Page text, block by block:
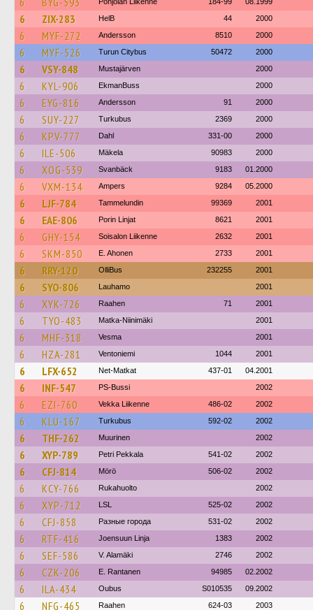
6 ZIX-283 HelB 44 2000
6 MYF-272 Andersson 8510 2000
6 MYF-526 Turun Citybus 50472 2000
6 VSY-848 Mustajärven 2000
6 KYL-906 EkmanBuss 2000
6 EYG-816 Andersson 91 2000
6 SUY-227 Turkubus 2369 2000
6 KPV-777 Dahl 331-00 2000
6 ILE-506 Mäkela 90983 2000
6 XOG-539 Svanbäck 9183 01.2000
6 VXM-134 Ampers 9284 05.2000
6 LJF-784 Tammelundin 99369 2001
6 EAE-806 Porin Linjat 8621 2001
6 GHY-154 Soisalon Liikenne 2632 2001
6 SKM-850 E. Ahonen 2733 2001
6 RRY-120 OlliBus 232255 2001
6 SYO-806 Lauhamo 2001
6 XYK-726 Raahen 71 2001
6 TYO-483 Matka-Niinimäki 2001
6 MHF-318 Vesma 2001
6 HZA-281 Ventoniemi 1044 2001
6 LFX-652 Net-Matkat 437-01 04.2001
6 INF-547 PS-Bussi 2002
6 EZI-760 Vekka Liikenne 486-02 2002
6 KLU-167 Turkubus 592-02 2002
6 THF-262 Muurinen 2002
6 XYP-789 Petri Pekkala 541-02 2002
6 CFJ-814 Mörö 506-02 2002
6 KCY-766 Rukahuolto 2002
6 XYP-712 LSL 525-02 2002
6 CFJ-858 Разные города 531-02 2002
6 RTF-416 Joensuun Linja 1383 2002
6 SEF-586 V. Alamäki 2746 2002
6 CZK-206 E. Rantanen 94985 02.2002
6 ILA-434 Oubus S010535 09.2002
6 NFG-465 Raahen 624-03 2003